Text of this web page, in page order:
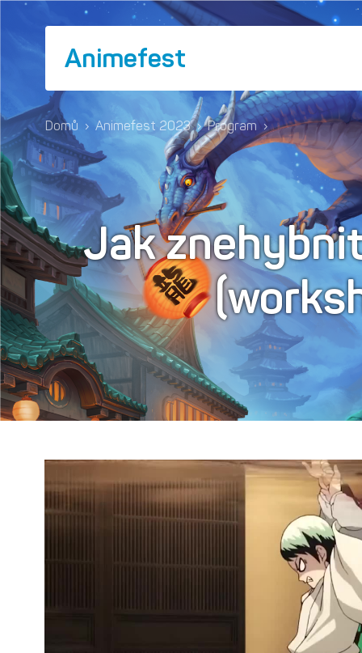
Animefest
Domů › Animefest 2023 › Program ›
Jak